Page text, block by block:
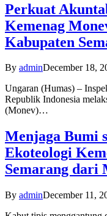
Perkuat
Kemenag
Kabupaten
By adminDecember 18,
Ungaran (Humas) –
Republik Indonesia
(Monev)…
Menjaga Bumi
Ekoteologi
Semarang dari
By adminDecember 11,